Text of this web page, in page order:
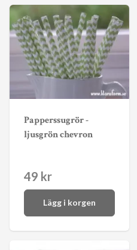
Papperssugrör -
ljusgrön chevron
49 kr
Lägg i korgen